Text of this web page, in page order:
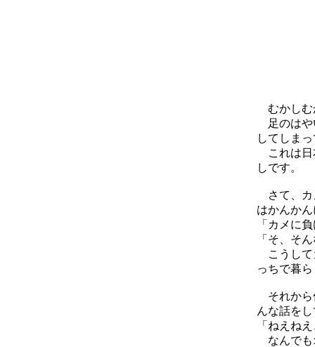
むかしむ
足のはや
してしま
これは日
しです。
さて、カ
はかんか
「カメに
「そ、そ
こうして
っちで暮
それから
んな話を
「ねえね
なんでも